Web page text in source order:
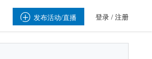
 发布活动/直播 登录 / 注册